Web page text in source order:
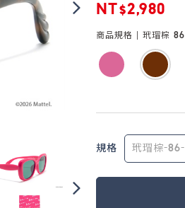
NT$2,980
商品規格 | 玳瑁棕 86
規格